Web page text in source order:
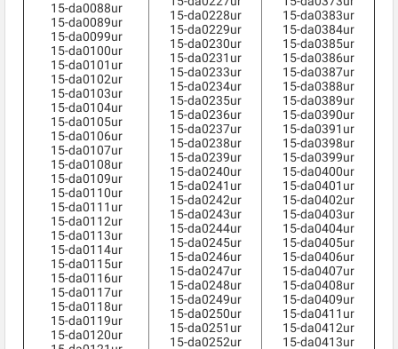
15-da0088ur
15-da0089ur
15-da0099ur
15-da0100ur
15-da0101ur
15-da0102ur
15-da0103ur
15-da0104ur
15-da0105ur
15-da0106ur
15-da0107ur
15-da0108ur
15-da0109ur
15-da0110ur
15-da0111ur
15-da0112ur
15-da0113ur
15-da0114ur
15-da0115ur
15-da0116ur
15-da0117ur
15-da0118ur
15-da0119ur
15-da0120ur
15-da0228ur
15-da0229ur
15-da0230ur
15-da0231ur
15-da0233ur
15-da0234ur
15-da0235ur
15-da0236ur
15-da0237ur
15-da0238ur
15-da0239ur
15-da0240ur
15-da0241ur
15-da0242ur
15-da0243ur
15-da0244ur
15-da0245ur
15-da0246ur
15-da0247ur
15-da0248ur
15-da0249ur
15-da0250ur
15-da0251ur
15-da0252ur
15-da0383ur
15-da0384ur
15-da0385ur
15-da0386ur
15-da0387ur
15-da0388ur
15-da0389ur
15-da0390ur
15-da0391ur
15-da0398ur
15-da0399ur
15-da0400ur
15-da0401ur
15-da0402ur
15-da0403ur
15-da0404ur
15-da0405ur
15-da0406ur
15-da0407ur
15-da0408ur
15-da0409ur
15-da0411ur
15-da0412ur
15-da0413ur